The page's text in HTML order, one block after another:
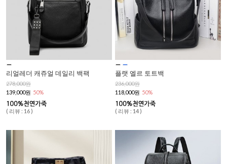
리얼레더 캐쥬얼 데일리 백팩
278,000원
139,000원 50%
( 리뷰 : 16 )
플랫 엘르 토트백
236,000원
118,000원 50%
( 리뷰 : 14 )